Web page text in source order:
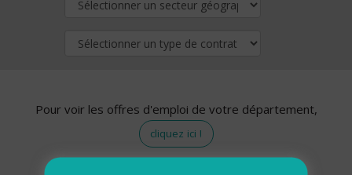
Pour voir les offres d'emploi de votre département,
cliquez ici !